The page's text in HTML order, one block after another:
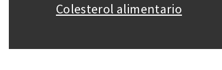
Entrada
Colesterol alimentario